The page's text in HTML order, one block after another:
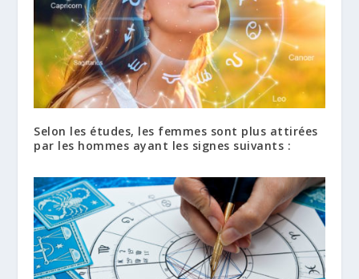
Selon les études, les femmes sont plus attirées
par les hommes ayant les signes suivants :